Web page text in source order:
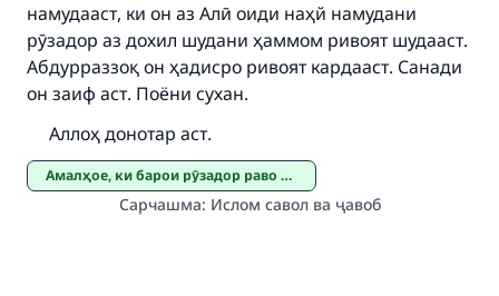
намудааст, ки он аз Алӣ оиди наҳй намудани
рӯзадор аз дохил шудани ҳаммом ривоят шудааст.
Абдурраззоқ он ҳадисро ривоят кардааст. Санади
он заиф аст. Поёни сухан.
Аллоҳ донотар аст.
Амалҳое, ки барои рӯзадор раво аст
Сарчашма: Ислом савол ва ҷавоб